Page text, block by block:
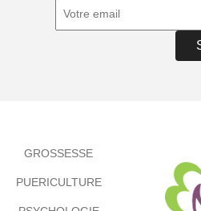
GROSSESSE
PUERICULTURE